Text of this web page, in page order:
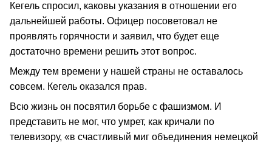
Кегель спросил, каковы указания в отношении его
дальнейшей работы. Офицер посоветовал не
проявлять горячности и заявил, что будет еще
достаточно времени решить этот вопрос.
Между тем времени у нашей страны не оставалось
совсем. Кегель оказался прав.
Всю жизнь он посвятил борьбе с фашизмом. И
представить не мог, что умрет, как кричали по
телевизору, «в счастливый миг объединения немецкой